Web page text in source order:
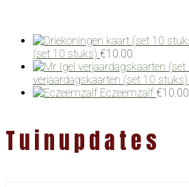
(set 10 stuks) €10.00
verjaardagskaarten (set 10 stuks)
Eczeemzalf €10.00
Tuinupdates